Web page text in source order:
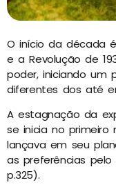
O início da década
e a Revolução de
poder, iniciando um
diferentes dos até
A estagnação da
se inicia no primeiro
lançava em seu
as preferências pelo
p.325).